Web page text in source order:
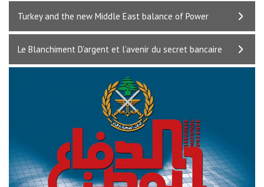
Turkey and the new Middle East balance of Power
Le Blanchiment D’argent et l’avenir du secret bancaire